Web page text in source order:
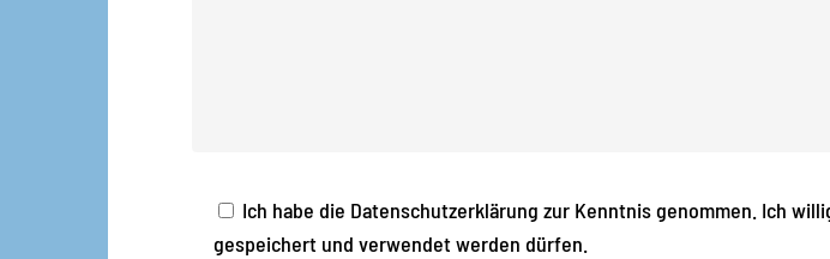
Ich habe die Datenschutzerklärung zur Kenntnis genommen. Ich
gespeichert und verwendet werden dürfen.